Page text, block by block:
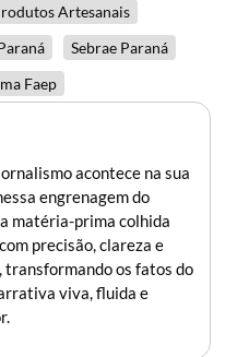
Artesanais
Sebrae Paraná
Faep
acontece na sua
engrenagem do
matéria-prima colhida
precisão, clareza e
transformando os fatos do
viva, fluida e